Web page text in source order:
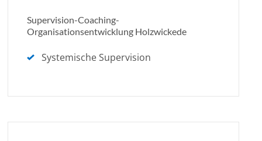
Supervision-Coaching-
Organisationsentwicklung Holzwickede
Systemische Supervision